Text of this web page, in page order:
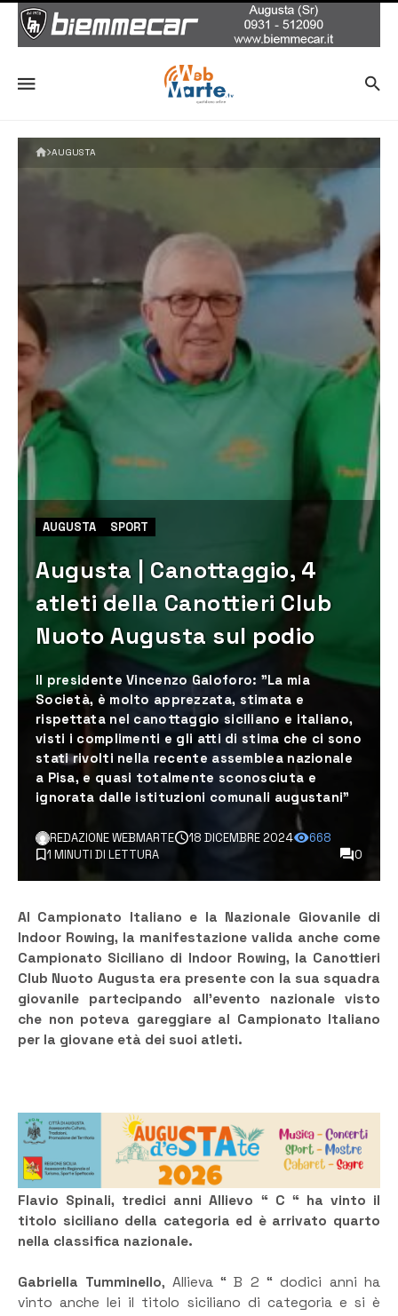
AUGUSTA
AUGUSTA SPORT
Augusta | Canottaggio, 4
atleti della Canottieri Club
Nuoto Augusta sul podio
Il presidente Vincenzo Galoforo: "La mia
Società, è molto apprezzata, stimata e
rispettata nel canottaggio siciliano e italiano,
visti i complimenti e gli atti di stima che ci sono
stati rivolti nella recente assemblea nazionale
a Pisa, e quasi totalmente sconosciuta e
ignorata dalle istituzioni comunali augustani"
REDAZIONE WEBMARTE 18 DICEMBRE 2024
668
1 MINUTI DI LETTURA
0
Al Campionato Italiano e la Nazionale Giovanile di
Indoor Rowing, la manifestazione valida anche come
Campionato Siciliano di Indoor Rowing, la Canottieri
Club Nuoto Augusta era presente con la sua squadra
giovanile partecipando all’evento nazionale visto
che non poteva gareggiare al Campionato Italiano
per la giovane età dei suoi atleti.
Flavio Spinali, tredici anni Allievo “ C “ ha vinto il
titolo siciliano della categoria ed è arrivato quarto
nella classifica nazionale.
Gabriella Tumminello, Allieva “ B 2 “ dodici anni ha
vinto anche lei il titolo siciliano di categoria e si è